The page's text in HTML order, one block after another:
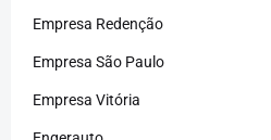
Empresa Redenção
Empresa São Paulo
Empresa Vitória